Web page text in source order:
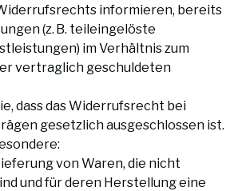
informieren, bereits
(z. B. teileingelöste
im Verhältnis zum
vertraglich geschuldeten
dass das Widerrufsrecht bei
gesetzlich ausgeschlossen ist.
von Waren, die nicht
und für deren Herstellung eine